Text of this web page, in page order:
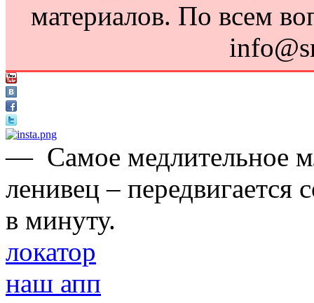
материалов. По всем
— Самое медлительное
ленивец – передвигается
в минуту.
локатор
наш апп